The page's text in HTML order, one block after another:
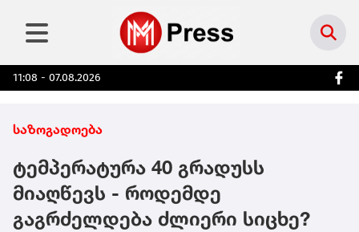
11:08 - 07.08.2026
საზოგადოება
ტემპერატურა 40 გრადუსს
მიაღწევს - როდემდე
გაგრძელდება ძლიერი სიცხე?